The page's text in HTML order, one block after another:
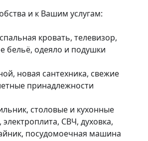
и к Вашим услугам:
кровать, телевизор,
бельё, одеяло и подушки
новая сантехника, свежие
принадлежности
столовые и кухонные
СВЧ, духовка,
посудомоечная машина